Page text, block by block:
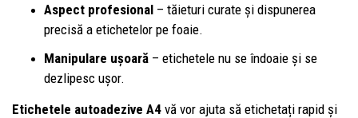
Aspect profesional – tăieturi curate și dispunerea
precisă a etichetelor pe foaie.
Manipulare ușoară – etichetele nu se îndoaie și se
dezlipesc ușor.
Etichetele autoadezive A4 vă vor ajuta să etichetați rapid și